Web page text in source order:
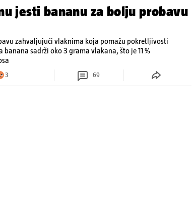
jesti bananu za bolju probavu
zahvaljujući vlaknima koja pomažu pokretljivosti
banana sadrži oko 3 grama vlakana, što je 11 %
3 69